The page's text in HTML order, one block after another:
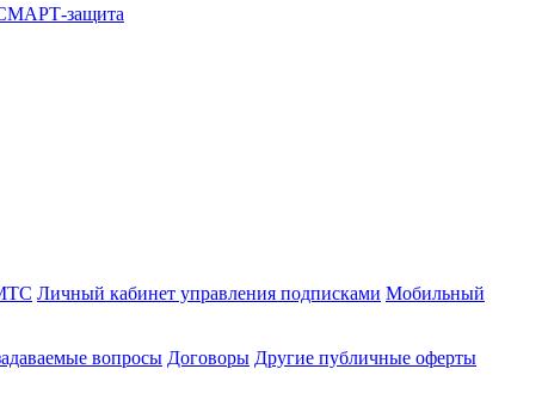
защита
Личный кабинет управления подписками Мобильный
вопросы Договоры Другие публичные оферты